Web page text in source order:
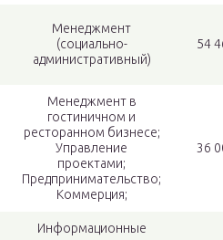
Менеджмент
(социально-
административный)
54
Менеджмент в
гостиничном и
ресторанном бизнесе;
Управление
проектами;
Предпринимательство;
Коммерция;
36
Информационные